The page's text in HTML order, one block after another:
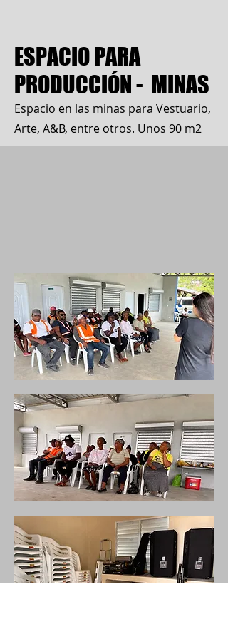
ESPACIO PARA
PRODUCCIÓN - MINAS
Espacio en las minas para Vestuario,
Arte, A&B, entre otros. Unos 90 m2